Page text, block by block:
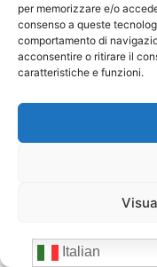
per memorizzare e/o
consenso a queste
comportamento di
acconsentire o ritirare il
caratteristiche e funzioni.
Mario
Italian